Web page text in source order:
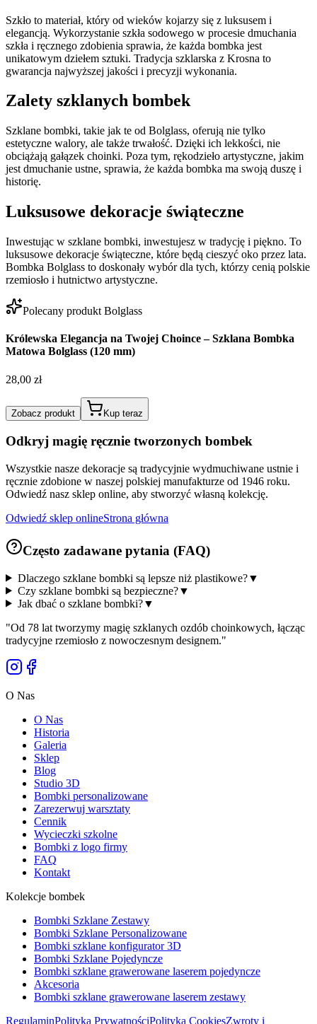
Szkło to materiał, który od wieków kojarzy się z luksusem i
elegancją. Wykorzystanie szkła sodowego w procesie dmuchania
szkła i ręcznego zdobienia sprawia, że każda bombka jest
unikatowym dziełem sztuki. Tradycja szklarska z Krosna to
gwarancja najwyższej jakości i precyzji wykonania.
Zalety szklanych bombek
Szklane bombki, takie jak te od Bolglass, oferują nie tylko
estetyczne walory, ale także trwałość. Dzięki ich lekkości, nie
obciążają gałązek choinki. Poza tym, rękodzieło artystyczne, jakim
jest dmuchanie ustne, sprawia, że każda bombka ma swoją duszę i
historię.
Luksusowe dekoracje świąteczne
Inwestując w szklane bombki, inwestujesz w tradycję i piękno. To
luksusowe dekoracje świąteczne, które będą cieszyć oko przez lata.
Bombka Bolglass to doskonały wybór dla tych, którzy cenią polskie
rzemiosło i hutnictwo artystyczne.
Polecany produkt Bolglass
Królewska Elegancja na Twojej Choince – Szklana Bombka
Matowa Bolglass (120 mm)
28,00 zł
Zobacz produkt Kup teraz
Odkryj magię ręcznie tworzonych bombek
Wszystkie nasze dekoracje są tradycyjnie wydmuchiwane ustnie i
ręcznie zdobione w naszej polskiej manufakturze od 1946 roku.
Odwiedź nasz sklep online, aby stworzyć własną kolekcję.
Odwiedź sklep onlineStrona główna
Często zadawane pytania (FAQ)
Dlaczego szklane bombki są lepsze niż plastikowe?▼
Czy szklane bombki są bezpieczne?▼
Jak dbać o szklane bombki?▼
"Od 78 lat tworzymy magię szklanych ozdób choinkowych, łącząc
tradycyjne rzemiosło z nowoczesnym designem."
O Nas
O Nas
Historia
Galeria
Sklep
Blog
Studio 3D
Bombki personalizowane
Zarezerwuj warsztaty
Cennik
Wycieczki szkolne
Bombki z logo firmy
FAQ
Kontakt
Kolekcje bombek
Bombki Szklane Zestawy
Bombki Szklane Personalizowane
Bombki szklane konfigurator 3D
Bombki Szklane Pojedyncze
Bombki szklane grawerowane laserem pojedyncze
Akcesoria
Bombki szklane grawerowane laserem zestawy
RegulaminPolityka PrywatnościPolityka CookiesZwroty i